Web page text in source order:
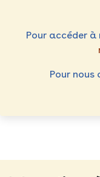
Pour accéder
Pour